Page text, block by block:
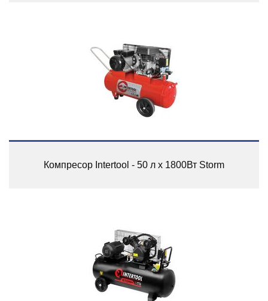
Компресор Intertool - 50 л x 1800Вт Storm